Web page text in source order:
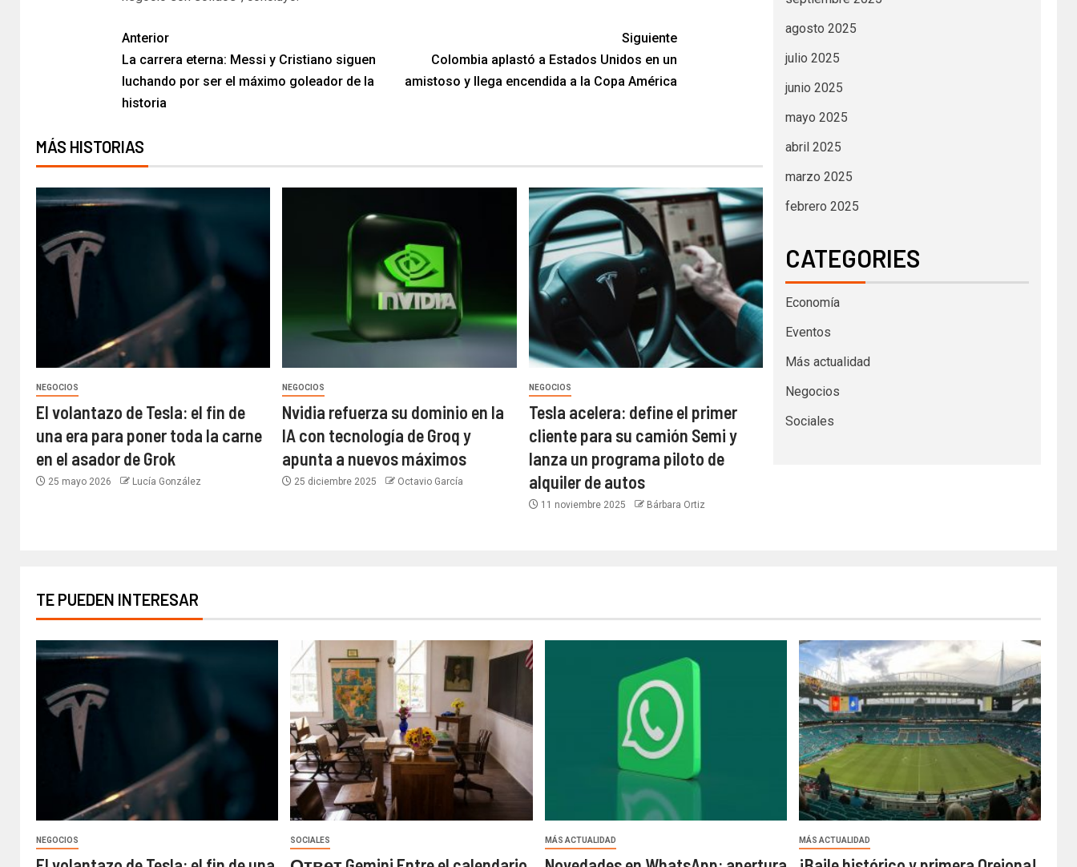
Anterior
La carrera eterna: Messi y Cristiano siguen
luchando por ser el máximo goleador de la
historia
Siguiente
Colombia aplastó a Estados Unidos en un
amistoso y llega encendida a la Copa América
MÁS HISTORIAS
NEGOCIOS
El volantazo de Tesla: el fin de
una era para poner toda la carne
en el asador de Grok
25 mayo 2026 Lucía González
NEGOCIOS
Nvidia refuerza su dominio en la
IA con tecnología de Groq y
apunta a nuevos máximos
25 diciembre 2025 Octavio García
NEGOCIOS
Tesla acelera: define el primer
cliente para su camión Semi y
lanza un programa piloto de
alquiler de autos
11 noviembre 2025 Bárbara Ortiz
agosto 2025
julio 2025
junio 2025
mayo 2025
abril 2025
marzo 2025
febrero 2025
CATEGORIES
Economía
Eventos
Más actualidad
Negocios
Sociales
TE PUEDEN INTERESAR
NEGOCIOS SOCIALES MÁS ACTUALIDAD MÁS ACTUALIDAD